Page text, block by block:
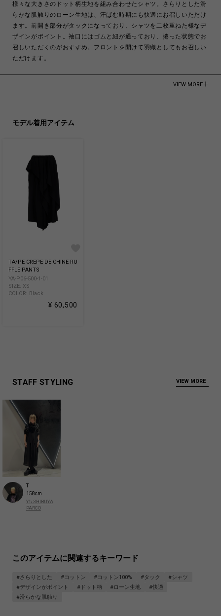
様々な大きさのドット柄生地を組み合わせたシャツ。さらりとした滑
らかな肌触りのローン生地は、汗ばむ時期にも快適にお召しいただけ
ます。前開き部分がタックになっており、シャツを二枚重ねた様なデ
ザインがポイント。袖口にはゴムと紐が通っており、捲った状態でお
召しいただくのがおすすめ。フロントを開けて羽織としてもお召しい
ただけます。
VIEW MORE
モデル着用アイテム
TA/PE CREPE DE CHINE RU
FFLE PANTS
YA-P06-500-1-01
SIZE: XS
COLOR: Black
¥ 60,500
STAFF STYLING VIEW MORE
T
158cm
Y’s SHIBUYA
PARCO
このアイテムに関連するキーワード
#さらりとした #コットン #コットン100% #タック
#シャツ
#デザインがポイント
#ドット柄 #ローン生地
#快適
#滑らかな肌触り